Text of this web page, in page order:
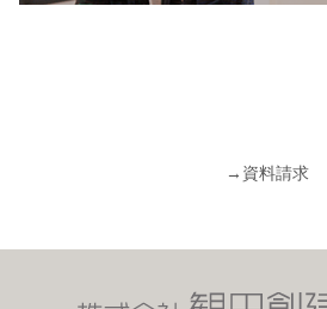
→ 資料請求